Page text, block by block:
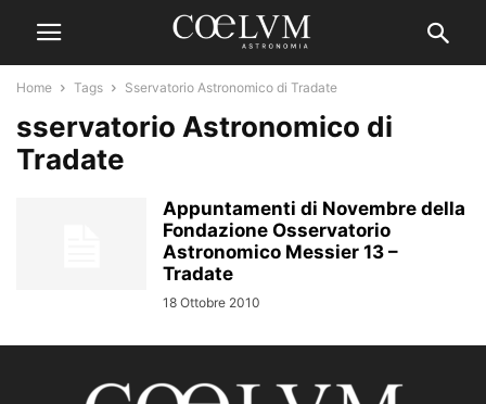
Home Tags Sservatorio Astronomico di Tradate
sservatorio Astronomico di
Tradate
Appuntamenti di Novembre della
Fondazione Osservatorio
Astronomico Messier 13 –
Tradate
18 Ottobre 2010